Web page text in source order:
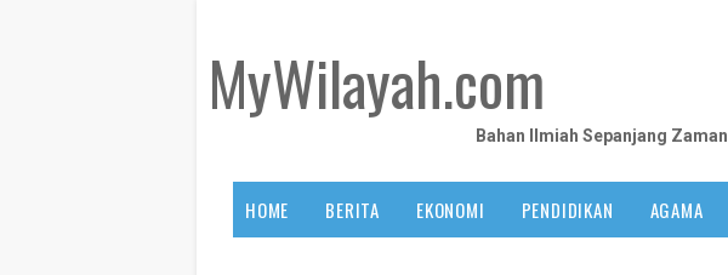
MyWilayah.com
Bahan Ilmiah Sepanjang Zaman
HOME BERITA EKONOMI PENDIDIKAN AGAMA